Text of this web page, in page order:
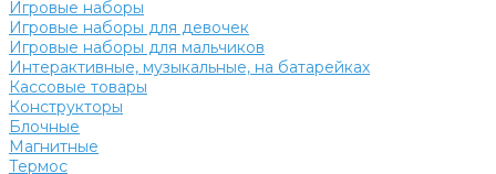
Игровые наборы
Игровые наборы для девочек
Игровые наборы для мальчиков
Интерактивные, музыкальные, на батарейках
Кассовые товары
Конструкторы
Блочные
Магнитные
Термос